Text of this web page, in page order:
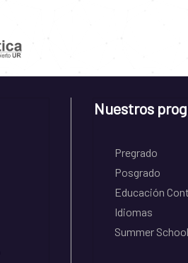
Nuestros
Pregrado
Posgrado
Educación
Idiomas
Summer School